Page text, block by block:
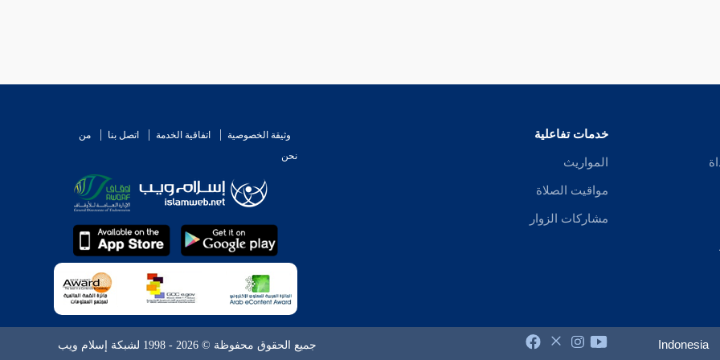
خدمات تفاعلية
المواريث
مواقيت الصلاة
مشاركات الزوار
وثيقة الخصوصية اتفاقية الخدمة اتصل بنا
من
نحن
Indonesia جميع الحقوق محفوظة © 2026 - 1998 لشبكة إسلام ويب